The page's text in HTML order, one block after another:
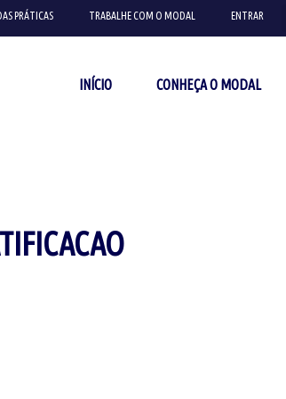
PRÁTICAS TRABALHE COM O MODAL ENTRAR
INÍCIO CONHEÇA O MODAL